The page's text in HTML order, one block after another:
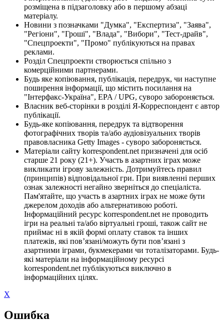
розміщена в підзаголовку або в першому абзаці
матеріалу.
Новини з позначками "Думка", "Експертиза", "Заява",
"Регіони", "Гроші", "Влада", "Вибори", "Тест-драйв",
"Спецпроекти", "Промо" публікуються на правах
реклами.
Розділ Спецпроекти створюється спільно з
комерційними партнерами.
Будь яке копіювання, публікація, передрук, чи наступне
поширення інформації, що містить посилання на
"Інтерфакс-Україна", EPA / UPG, суворо забороняється.
Власник веб-сторінки в розділі Я-Корреспондент є автор
публікації.
Будь-яке копіювання, передрук та відтворення
фотографічних творів та/або аудіовізуальних творів
правовласника Getty Images - суворо забороняється.
Матеріали сайту korrespondent.net призначені для осіб
старше 21 року (21+). Участь в азартних іграх може
викликати ігрову залежність. Дотримуйтесь правил
(принципів) відповідальної гри. При виявленні перших
ознак залежності негайно зверніться до спеціаліста.
Пам'ятайте, що участь в азартних іграх не може бути
джерелом доходів або альтернативою роботі.
Інформаційний ресурс korrespondent.net не проводить
ігри на реальні та/або віртуальні гроші, також сайт не
приймає ні в якій формі оплату ставок та інших
платежів, які пов’язані/можуть бути пов’язані з
азартними іграми, букмекерами чи тоталізаторами. Будь-
які матеріали на інформаційному ресурсі
korrespondent.net публікуються виключно в
інформаційних цілях.
X
Ошибка